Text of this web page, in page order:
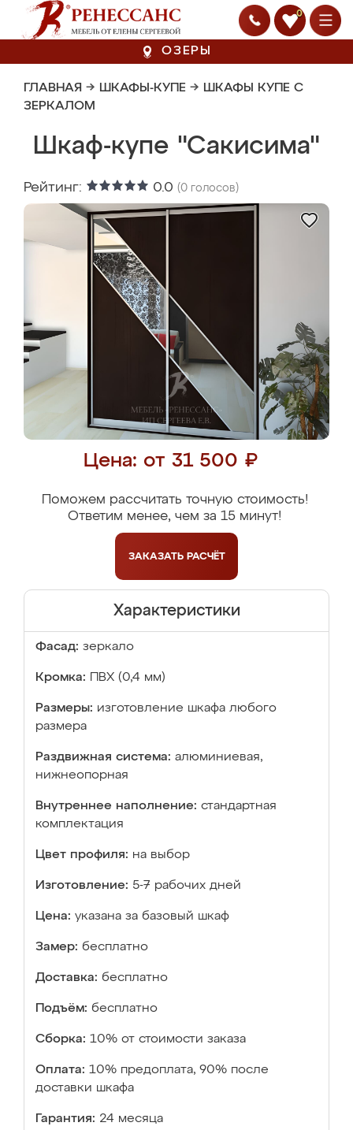
0
ОЗЕРЫ
ГЛАВНАЯ → ШКАФЫ-КУПЕ → ШКАФЫ КУПЕ С
ЗЕРКАЛОМ
Шкаф-купе "Сакисима"
Рейтинг: 0.0 (0 голосов)
Цена: от 31 500 ₽
Поможем рассчитать точную стоимость!
Ответим менее, чем за 15 минут!
ЗАКАЗАТЬ РАСЧЁТ
Характеристики
Фасад: зеркало
Кромка: ПВХ (0,4 мм)
Размеры: изготовление шкафа любого
размера
Раздвижная система: алюминиевая,
нижнеопорная
Внутреннее наполнение: стандартная
комплектация
Цвет профиля: на выбор
Изготовление: 5-7 рабочих дней
Цена: указана за базовый шкаф
Замер: бесплатно
Доставка: бесплатно
Подъём: бесплатно
Сборка: 10% от стоимости заказа
Оплата: 10% предоплата, 90% после
доставки шкафа
Гарантия: 24 месяца